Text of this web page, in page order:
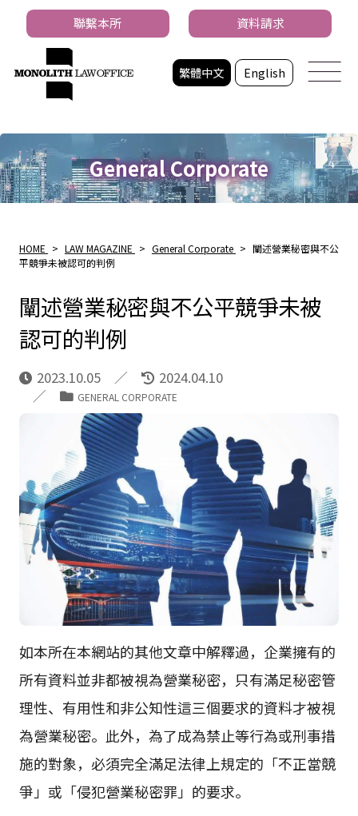
繁體中文 English
聯繫本所 資料請求
General Corporate
HOME > LAW MAGAZINE > General Corporate > 闡述營業秘密與不公
平競爭未被認可的判例
闡述營業秘密與不公平競爭未被
認可的判例
2023.10.05 2024.04.10
GENERAL CORPORATE
如本所在本網站的其他文章中解釋過，企業擁有的
所有資料並非都被視為營業秘密，只有滿足秘密管
理性、有用性和非公知性這三個要求的資料才被視
為營業秘密。此外，為了成為禁止等行為或刑事措
施的對象，必須完全滿足法律上規定的「不正當競
爭」或「侵犯營業秘密罪」的要求。